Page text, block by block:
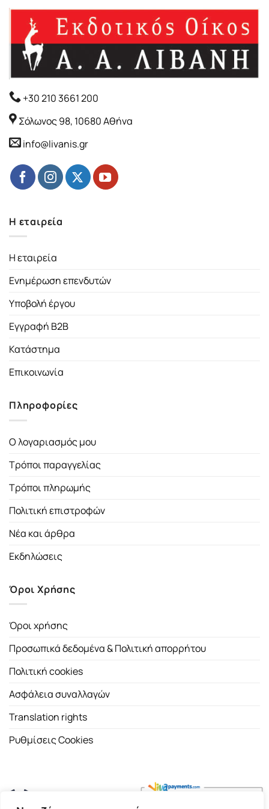
+30 210 3661 200
Σόλωνος 98, 10680 Αθήνα
info@livanis.gr
Η εταιρεία
Η εταιρεία
Ενημέρωση επενδυτών
Υποβολή έργου
Εγγραφή B2B
Κατάστημα
Επικοινωνία
Πληροφορίες
Ο λογαριασμός μου
Τρόποι παραγγελίας
Τρόποι πληρωμής
Πολιτική επιστροφών
Νέα και άρθρα
Εκδηλώσεις
Όροι Χρήσης
Όροι χρήσης
Προσωπικά δεδομένα & Πολιτική απορρήτου
Πολιτική cookies
Ασφάλεια συναλλαγών
Translation rights
Ρυθμίσεις Cookies